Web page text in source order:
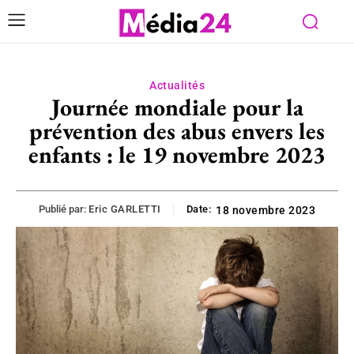
Actualités
Journée mondiale pour la
prévention des abus envers les
enfants : le 19 novembre 2023
Publié par: Eric GARLETTI Date: 18 novembre 2023